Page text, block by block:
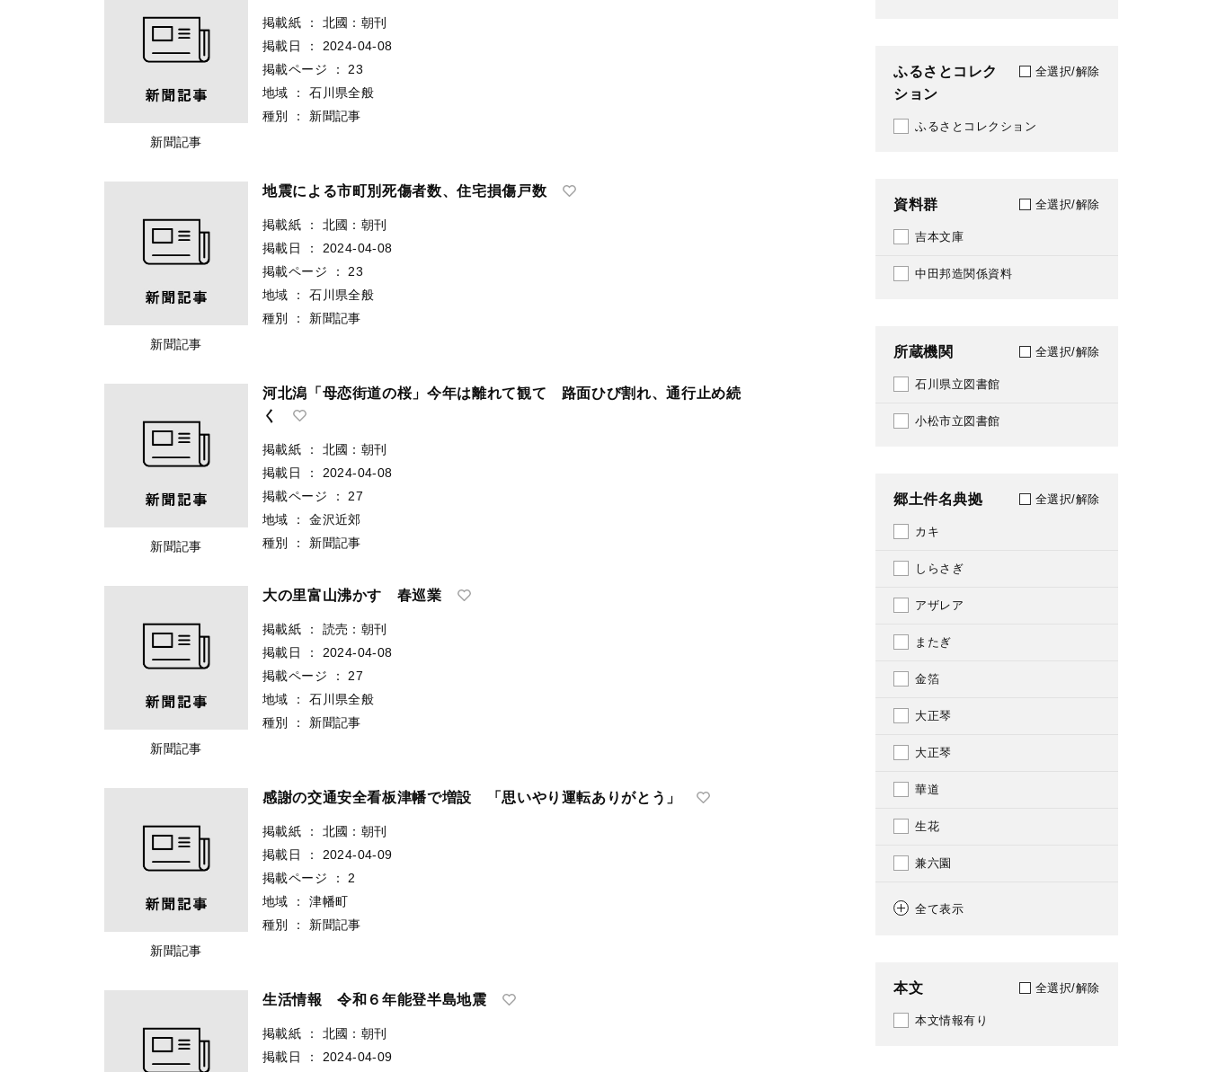
新聞記事
掲載紙 ：
北國：朝刊
掲載日
：
2024-04-08
掲載ページ
：
23
地域
：
石川県全般
種別
： 新聞記事
新聞記事
地震による市町別死傷者数、住宅損傷戸数
掲載紙 ：
北國：朝刊
掲載日
：
2024-04-08
掲載ページ
：
23
地域
：
石川県全般
種別
： 新聞記事
新聞記事
河北潟「母恋街道の桜」今年は離れて観て 路面ひび割れ、通行止め続
く
掲載紙 ：
北國：朝刊
掲載日
：
2024-04-08
掲載ページ
：
27
地域
：
金沢近郊
種別
： 新聞記事
新聞記事
大の里富山沸かす 春巡業
掲載紙 ：
読売：朝刊
掲載日
：
2024-04-08
掲載ページ
：
27
地域
：
石川県全般
種別
： 新聞記事
新聞記事
感謝の交通安全看板津幡で増設 「思いやり運転ありがとう」
掲載紙 ：
北國：朝刊
掲載日
：
2024-04-09
掲載ページ
：
2
地域
：
津幡町
種別
： 新聞記事
生活情報 令和６年能登半島地震
掲載紙 ：
北國：朝刊
掲載日
：
2024-04-09
1593
1594
1596
1597
1598
1600
1601
1602
1604
1605
1606
1607
1608
1609
1610
1611
1612
1613
1614
1615
1617
1618
ふるさとコレク
ション
全選択/解除
ふるさとコレクション
資料群 全選択/解除
吉本文庫
中田邦造関係資料
所蔵機関 全選択/解除
石川県立図書館
小松市立図書館
郷土件名典拠 全選択/解除
カキ
しらさぎ
アザレア
またぎ
金箔
大正琴
大正琴
華道
生花
兼六園
工芸
全て表示
本文 全選択/解除
本文情報有り